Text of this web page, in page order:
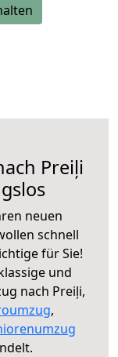
Preiļi
neuen
schnell
für Sie!
und
nach Preiļi,
,